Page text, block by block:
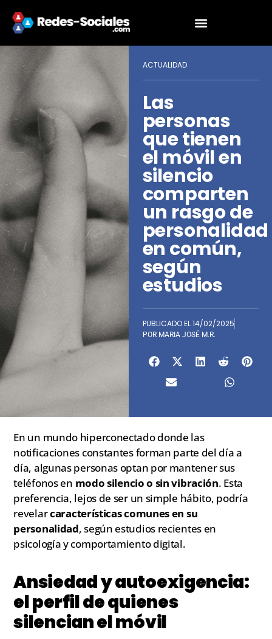
ACTUALIDAD
Las
personas
que tienen
el móvil en
silencio
comparten
un rasgo de
personalidad
en común,
según
estudios
PUBLICADO EL14/02/2025
POR MARIA JOSÉ M.R.
En un mundo hiperconectado donde las
notificaciones constantes forman parte del día a
día, algunas personas optan por mantener sus
teléfonos en modo silencio o sin vibración. Esta
preferencia, lejos de ser un simple hábito, podría
revelarcaracterísticas comunes en su
personalidad, según estudios recientes en
psicología y comportamiento digital.
Ansiedad y autoexigencia:
el perfil de quienes
silencian el móvil